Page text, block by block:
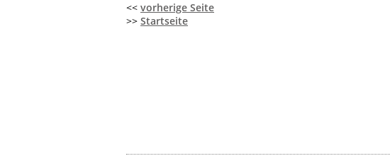
<< vorherige Seite
>> Startseite